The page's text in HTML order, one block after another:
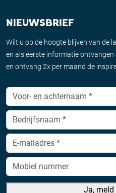
NIEUWSBRIEF
Wilt u op de hoogte blijven van de
en als eerste informatie ontvangen
en ontvang 2x per maand de
Ja,